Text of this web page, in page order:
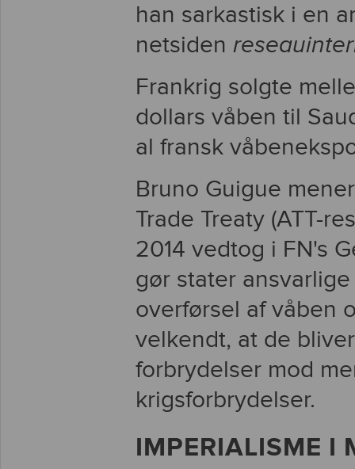
han sarkastisk i en
netsiden
Frankrig solgte
dollars våben til
al fransk
Bruno Guigue
Trade Treaty (ATT-
2014 vedtog i FN's
gør stater
overførsel af våben
velkendt, at de
forbrydelser mod
krigsforbrydelser.
IMPERIALISME I